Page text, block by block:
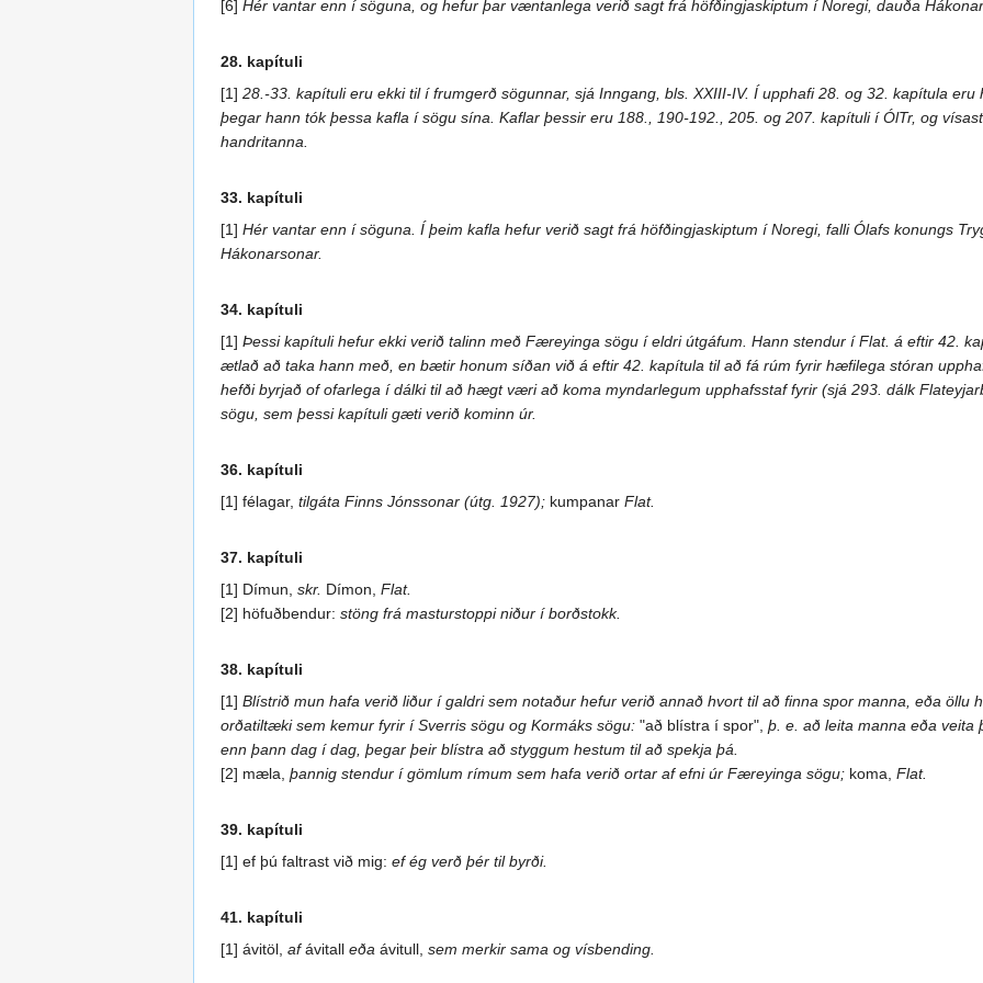
[6] Hér vantar enn í söguna, og hefur þar væntanlega verið sagt frá höfðingjaskiptum í Noregi, dauða
28. kapítuli
[1] 28.-33. kapítuli eru ekki til í frumgerð sögunnar, sjá Inngang, bls. XXIII-IV. Í upphafi 28. og 32. kapítula
þegar hann tók þessa kafla í sögu sína. Kaflar þessir eru 188., 190-192., 205. og 207. kapítuli í ÓlTr, og
handritanna.
33. kapítuli
[1] Hér vantar enn í söguna. Í þeim kafla hefur verið sagt frá höfðingjaskiptum í Noregi, falli Ólafs konungs
Hákonarsonar.
34. kapítuli
[1] Þessi kapítuli hefur ekki verið talinn með Færeyinga sögu í eldri útgáfum. Hann stendur í Flat. á eftir 42.
ætlað að taka hann með, en bætir honum síðan við á eftir 42. kapítula til að fá rúm fyrir hæfilega stóran
hefði byrjað of ofarlega í dálki til að hægt væri að koma myndarlegum upphafsstaf fyrir (sjá 293. dálk
sögu, sem þessi kapítuli gæti verið kominn úr.
36. kapítuli
[1] félagar, tilgáta Finns Jónssonar (útg. 1927); kumpanar Flat.
37. kapítuli
[1] Dímun, skr. Dímon, Flat.
[2] höfuðbendur: stöng frá masturstoppi niður í borðstokk.
38. kapítuli
[1] Blístrið mun hafa verið liður í galdri sem notaður hefur verið annað hvort til að finna spor manna, eða öllu
orðatiltæki sem kemur fyrir í Sverris sögu og Kormáks sögu: "að blístra í spor", þ. e. að leita manna eða veita
enn þann dag í dag, þegar þeir blístra að styggum hestum til að spekja þá.
[2] mæla, þannig stendur í gömlum rímum sem hafa verið ortar af efni úr Færeyinga sögu; koma, Flat.
39. kapítuli
[1] ef þú faltrast við mig: ef ég verð þér til byrði.
41. kapítuli
[1] ávitöl, afávitall eða ávitull, sem merkir sama og vísbending.